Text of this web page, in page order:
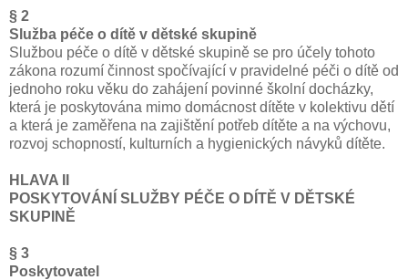
§ 2
Služba péče o dítě v dětské skupině
Službou péče o dítě v dětské skupině se pro účely tohoto
zákona rozumí činnost spočívající v pravidelné péči o dítě od
jednoho roku věku do zahájení povinné školní docházky,
která je poskytována mimo domácnost dítěte v kolektivu dětí
a která je zaměřena na zajištění potřeb dítěte a na výchovu,
rozvoj schopností, kulturních a hygienických návyků dítěte.
HLAVA II
POSKYTOVÁNÍ SLUŽBY PÉČE O DÍTĚ V DĚTSKÉ
SKUPINĚ
§ 3
Poskytovatel